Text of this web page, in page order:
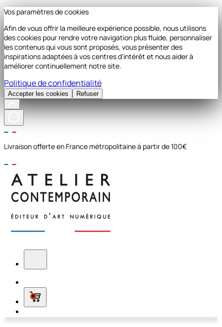
Vos paramètres de cookies
Afin de vous offrir la meilleure expérience possible, nous utilisons
des cookies pour rendre votre navigation plus fluide, personnaliser
les contenus qui vous sont proposés, vous présenter des
inspirations adaptées à vos centres d'intérêt et nous aider à
améliorer continuellement notre site.
Politique de confidentialité
Accepter les cookies Refuser
Livraison offerte en France métropolitaine à partir de 100€
0